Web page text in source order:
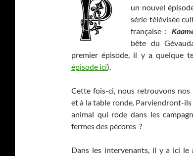
un nouvel
série télévisée
française :
bête du
premier épisode, il y a quelque
épisode ici).
Cette fois-ci, nous retrouvons
et à la table ronde. Parviendront-
animal qui rode dans les
fermes des pécores ?
Dans les intervenants, il y a ici le